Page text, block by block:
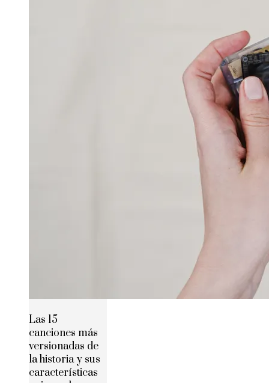
Las 15
canciones más
versionadas de
la historia y sus
características